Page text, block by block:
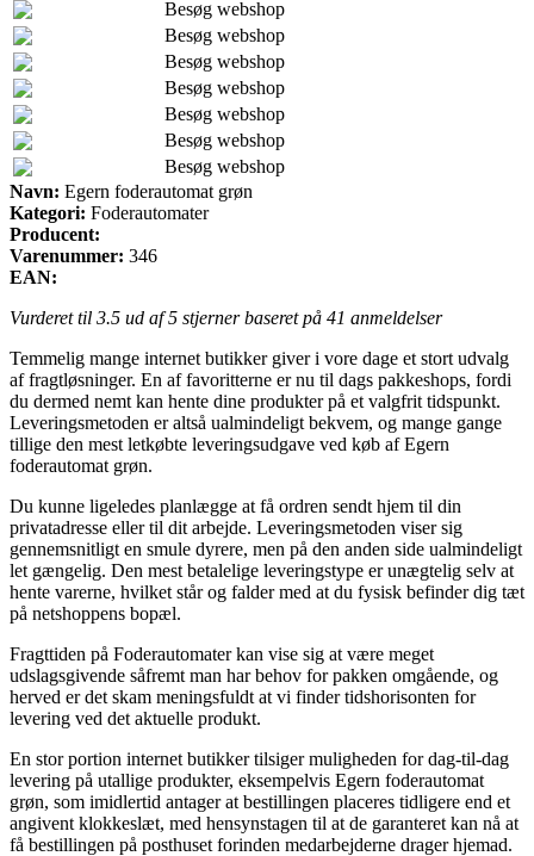
Besøg webshop
Besøg webshop
Besøg webshop
Besøg webshop
Besøg webshop
Besøg webshop
Besøg webshop
Navn: Egern foderautomat grøn
Kategori: Foderautomater
Producent:
Varenummer: 346
EAN:
Vurderet til 3.5 ud af 5 stjerner baseret på 41 anmeldelser
Temmelig mange internet butikker giver i vore dage et stort udvalg
af fragtløsninger. En af favoritterne er nu til dags pakkeshops, fordi
du dermed nemt kan hente dine produkter på et valgfrit tidspunkt.
Leveringsmetoden er altså ualmindeligt bekvem, og mange gange
tillige den mest letkøbte leveringsudgave ved køb af Egern
foderautomat grøn.
Du kunne ligeledes planlægge at få ordren sendt hjem til din
privatadresse eller til dit arbejde. Leveringsmetoden viser sig
gennemsnitligt en smule dyrere, men på den anden side ualmindeligt
let gængelig. Den mest betalelige leveringstype er unægtelig selv at
hente varerne, hvilket står og falder med at du fysisk befinder dig tæt
på netshoppens bopæl.
Fragttiden på Foderautomater kan vise sig at være meget
udslagsgivende såfremt man har behov for pakken omgående, og
herved er det skam meningsfuldt at vi finder tidshorisonten for
levering ved det aktuelle produkt.
En stor portion internet butikker tilsiger muligheden for dag-til-dag
levering på utallige produkter, eksempelvis Egern foderautomat
grøn, som imidlertid antager at bestillingen placeres tidligere end et
angivent klokkeslæt, med hensynstagen til at de garanteret kan nå at
få bestillingen på posthuset forinden medarbejderne drager hjemad.